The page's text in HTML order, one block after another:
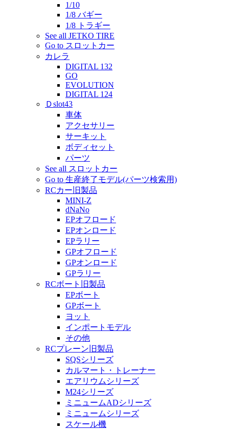
1/10
1/8 バギー
1/8 トラギー
See all JETKO TIRE
Go to スロットカー
カレラ
DIGITAL 132
GO
EVOLUTION
DIGITAL 124
Ｄslot43
車体
アクセサリー
サーキット
ボディセット
パーツ
See all スロットカー
Go to 生産終了モデル(パーツ検索用)
RCカー旧製品
MINI-Z
dNaNo
EPオフロード
EPオンロード
EPラリー
GPオフロード
GPオンロード
GPラリー
RCボート旧製品
EPボート
GPボート
ヨット
インポートモデル
その他
RCプレーン旧製品
SQSシリーズ
カルマート・トレーナー
エアリウムシリーズ
M24シリーズ
ミニュームADシリーズ
ミニュームシリーズ
スケール機